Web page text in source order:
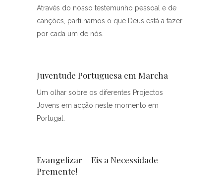
Através do nosso testemunho pessoal e de
canções, partilhamos o que Deus está a fazer
por cada um de nós.
Juventude Portuguesa em Marcha
Um olhar sobre os diferentes Projectos
Jovens em acção neste momento em
Portugal.
Evangelizar – Eis a Necessidade
Premente!